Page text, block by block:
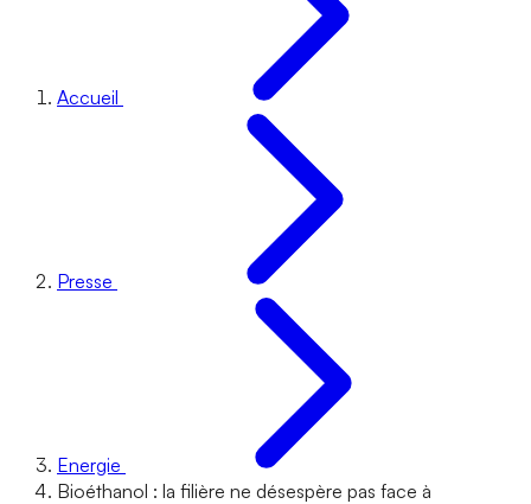
Accueil
Presse
Energie
Bioéthanol : la filière ne désespère pas face à